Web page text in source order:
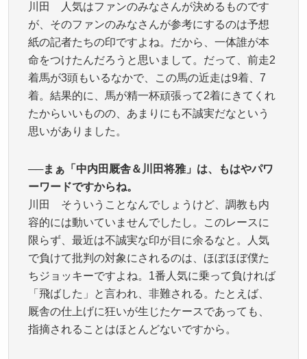
川田 人気はファンのみなさんが決めるものです
が、そのファンのみなさんが参考にするのは予想
紙の記者たちの印ですよね。だから、一体誰が本
命をつけたんだろうと思いまして。だって、前走2
着馬が3頭もいるなかで、この馬の近走は9着、7
着。結果的に、馬が精一杯頑張って2着にきてくれ
たからいいものの、あまりにも不誠実だなという
思いがありました。
──まぁ「中内田厩舎＆川田将雅」は、もはやパワ
ーワードですからね。
川田 そういうことなんでしょうけど、調教も内
容的には動いていませんでしたし。このレースに
限らず、最近は不誠実な印が目に余るなと。人気
で負けて批判の対象にされるのは、ほぼほぼ僕た
ちジョッキーですよね。1番人気に乗って負ければ
「飛ばした」と言われ、非難される。たとえば、
厩舎の仕上げに狂いが生じたケースであっても、
指摘されることはほとんどないですから。